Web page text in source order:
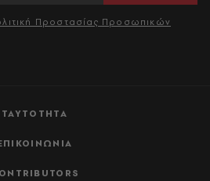
ΤΑΥΤΟΤΗΤΑ
Προστασίας Προσωπικών